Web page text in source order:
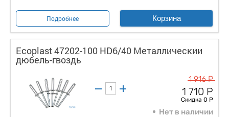
Подробнее Корзина
Ecoplast 47202-100 HD6/40 Металлическии
дюбель-гвоздь
1 916 Р
1 710 Р
Скидка 0 Р
Нет в наличии